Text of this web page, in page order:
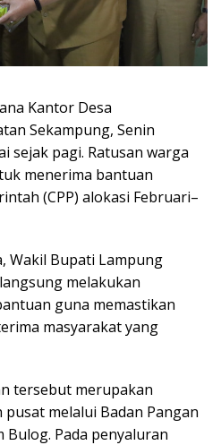
Kantor Desa
Sekampung, Senin
sejak pagi. Ratusan warga
menerima bantuan
(CPP) alokasi Februari–
Wakil Bupati Lampung
melakukan
guna memastikan
masyarakat yang
tersebut merupakan
melalui Badan Pangan
Bulog. Pada penyaluran